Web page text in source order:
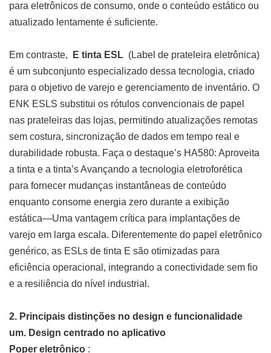
para eletrônicos de consumo, onde o conteúdo estático ou
atualizado lentamente é suficiente.
Em contraste, E tinta ESL (Label de prateleira eletrônica)
é um subconjunto especializado dessa tecnologia, criado
para o objetivo de varejo e gerenciamento de inventário. O
ENK ESLS substitui os rótulos convencionais de papel
nas prateleiras das lojas, permitindo atualizações remotas
sem costura, sincronização de dados em tempo real e
durabilidade robusta. Faça o destaque’s HA580: Aproveita
a tinta e a tinta’s Avançando a tecnologia eletroforética
para fornecer mudanças instantâneas de conteúdo
enquanto consome energia zero durante a exibição
estática—Uma vantagem crítica para implantações de
varejo em larga escala. Diferentemente do papel eletrônico
genérico, as ESLs de tinta E são otimizadas para
eficiência operacional, integrando a conectividade sem fio
e a resiliência do nível industrial.
2. Principais distinções no design e funcionalidade
um. Design centrado no aplicativo
Poper eletrônico :